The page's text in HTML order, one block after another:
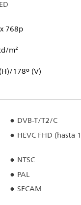
768p
m²
178º (V)
DVB-T/T2/C
HEVC FHD (hasta
NTSC
PAL
SECAM